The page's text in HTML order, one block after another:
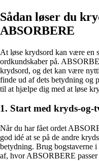
Sådan løser du
ABSORBERE
At løse krydsord kan være en
ordkundskaber på.
krydsord, og det kan være
finde ud af dets betydning og
til at hjælpe dig med at løse
1. Start med kryds-og-
Når du har fået ordet
god idé at se på de andre
betydning. Brug bogstaverne
af, hvor ABSORBERE passer